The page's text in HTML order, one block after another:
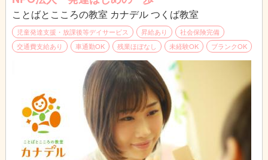
ことばとこころの教室 カナデル つくば教室
児童発達支援・放課後等デイサービス 昇給あり
社会保険完備
交通費支給あり
車通勤OK 残業ほぼなし 未経験OK ブランクOK